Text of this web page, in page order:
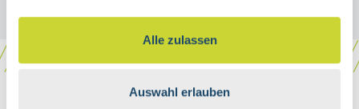
Alle zulassen
Auswahl erlauben